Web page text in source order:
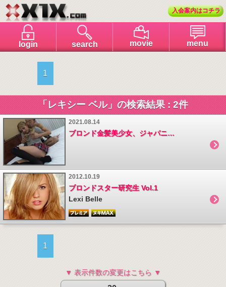
入会案内はコチラ
login search movie menu
1
「レキシー ベル」の検索結果 : 2件
2021.08.14
ブロンド金髪美少女、ジャパニーズAVデビュー
2012.10.19
ブロンドスター研究生 Vol.1
Lexi Belle
1
▼ 表示件数の変更はこちら ▼